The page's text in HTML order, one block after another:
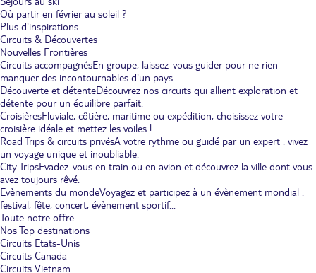
Où partir en février au soleil ?
Plus d'inspirations
Circuits & Découvertes
Nouvelles Frontières
Circuits accompagnésEn groupe, laissez-vous guider pour ne rien
manquer des incontournables d'un pays.
Découverte et détenteDécouvrez nos circuits qui allient exploration et
détente pour un équilibre parfait.
CroisièresFluviale, côtière, maritime ou expédition, choisissez votre
croisière idéale et mettez les voiles !
Road Trips & circuits privésA votre rythme ou guidé par un expert : vivez
un voyage unique et inoubliable.
City TripsEvadez-vous en train ou en avion et découvrez la ville dont vous
avez toujours rêvé.
Evènements du mondeVoyagez et participez à un évènement mondial :
festival, fête, concert, évènement sportif...
Toute notre offre
Nos Top destinations
Circuits Etats-Unis
Circuits Canada
Circuits Vietnam